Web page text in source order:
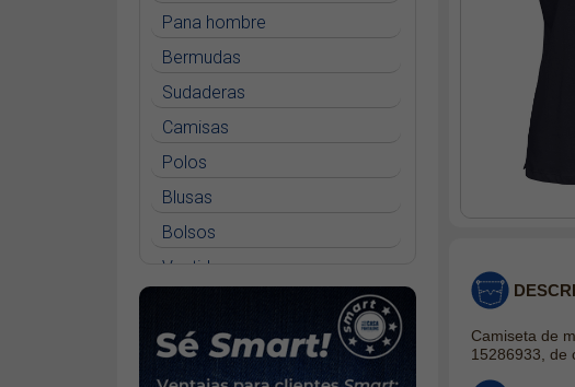
Pana hombre
Bermudas
Sudaderas
Camisas
Polos
Blusas
Bolsos
Vestidos
Jerséys
Chaquetas
Camiseta de
15286933, de